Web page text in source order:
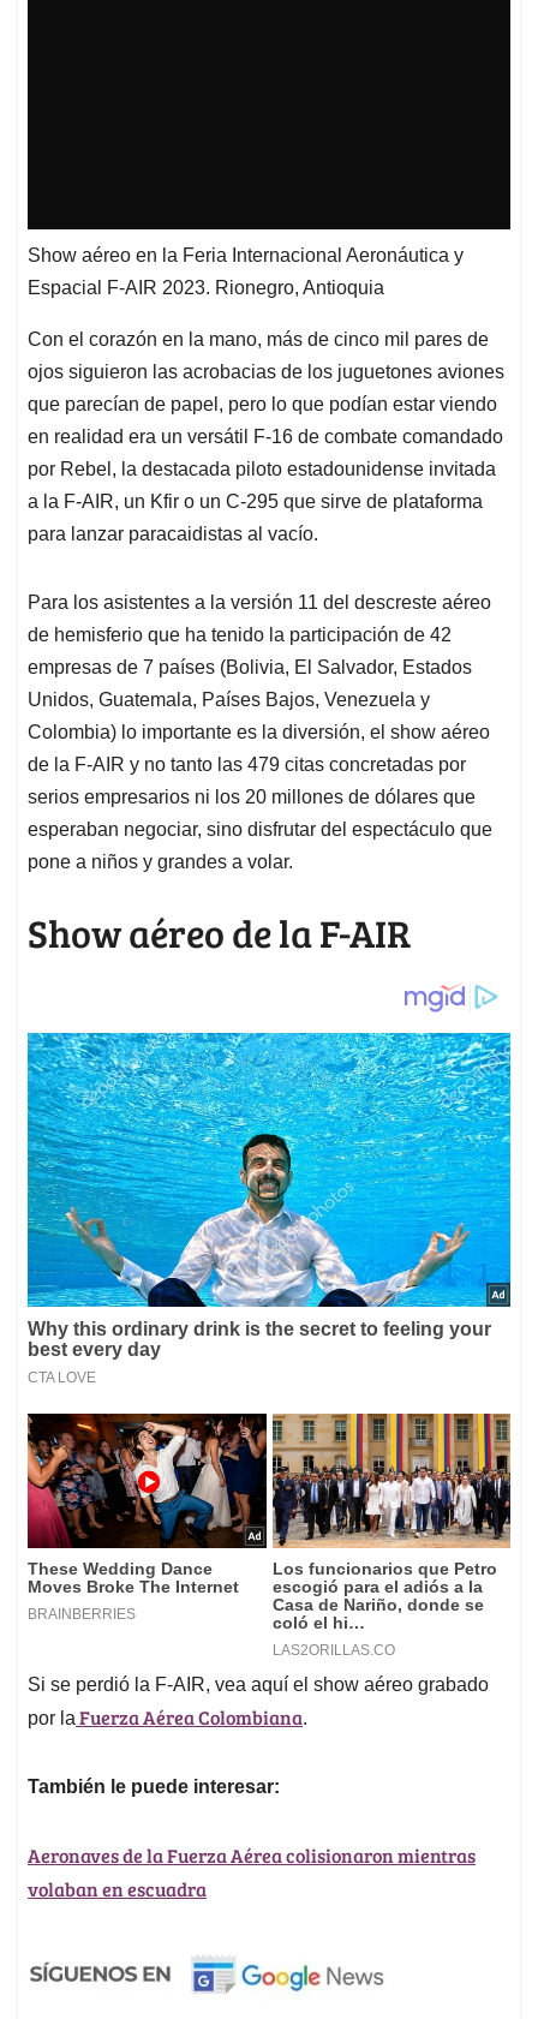
Show aéreo en la Feria Internacional Aeronáutica y
Espacial F-AIR 2023. Rionegro, Antioquia
Con el corazón en la mano, más de cinco mil pares de
ojos siguieron las acrobacias de los juguetones aviones
que parecían de papel, pero lo que podían estar viendo
en realidad era un versátil F-16 de combate comandado
por Rebel, la destacada piloto estadounidense invitada
a la F-AIR, un Kfir o un C-295 que sirve de plataforma
para lanzar paracaidistas al vacío.
Para los asistentes a la versión 11 del descreste aéreo
de hemisferio que ha tenido la participación de 42
empresas de 7 países (Bolivia, El Salvador, Estados
Unidos, Guatemala, Países Bajos, Venezuela y
Colombia) lo importante es la diversión, el show aéreo
de la F-AIR y no tanto las 479 citas concretadas por
serios empresarios ni los 20 millones de dólares que
esperaban negociar, sino disfrutar del espectáculo que
pone a niños y grandes a volar.
Show aéreo de la F-AIR
Si se perdió la F-AIR, vea aquí el show aéreo grabado
por la Fuerza Aérea Colombiana.
También le puede interesar:
Aeronaves de la Fuerza Aérea colisionaron mientras
volaban en escuadra